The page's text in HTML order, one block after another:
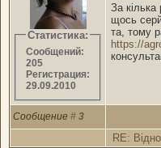
Статистика:
Сообщений:
205
Регистрация:
29.09.2010
За
щось
та, тому
https://
Сообщение # 3
RE: